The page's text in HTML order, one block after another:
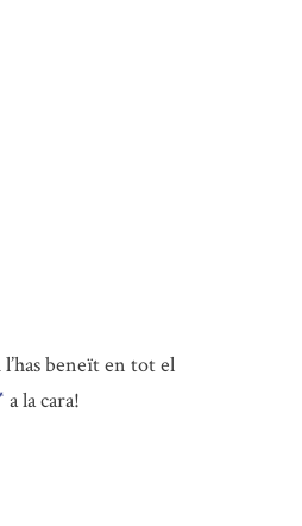
beneït en tot el
a la cara!